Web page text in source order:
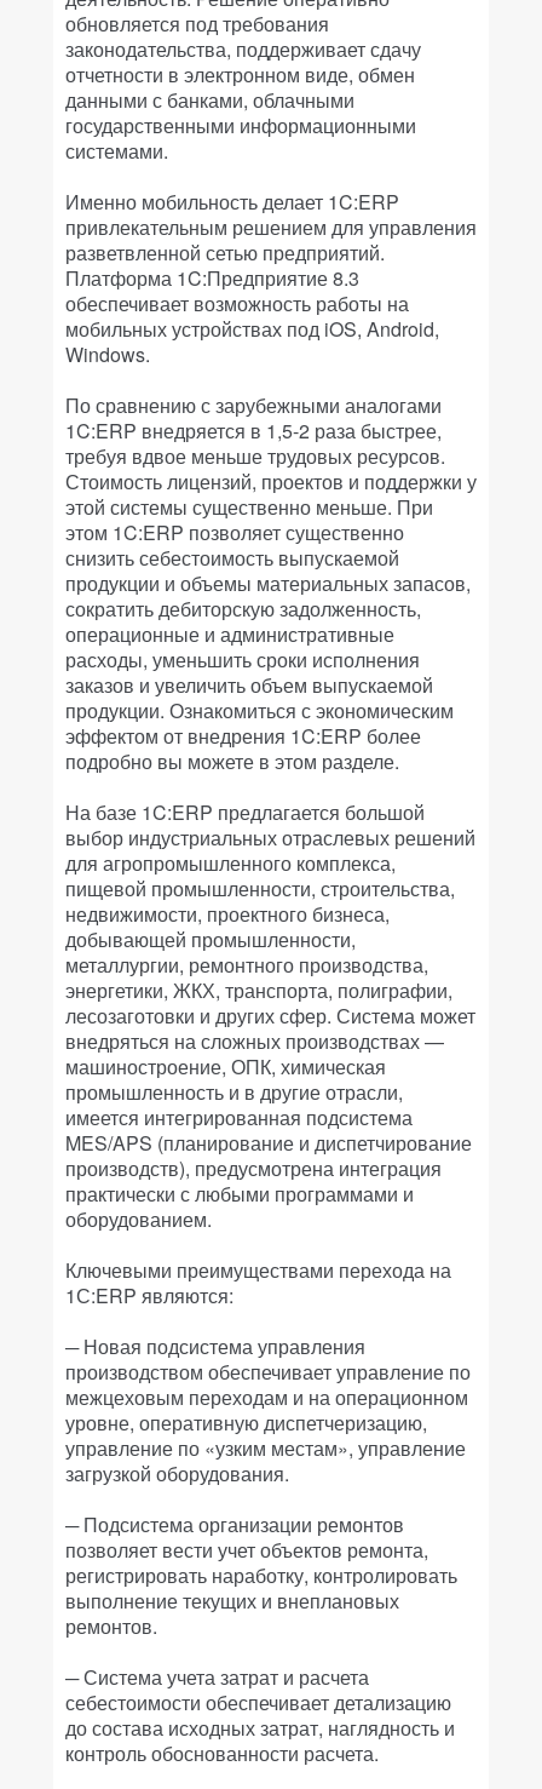
обновляется под требования
законодательства, поддерживает сдачу
отчетности в электронном виде, обмен
данными с банками, облачными
государственными информационными
системами.
Именно мобильность делает 1C:ERP
привлекательным решением для управления
разветвленной сетью предприятий.
Платформа 1C:Предприятие 8.3
обеспечивает возможность работы на
мобильных устройствах под iOS, Android,
Windows.
По сравнению с зарубежными аналогами
1C:ERP внедряется в 1,5-2 раза быстрее,
требуя вдвое меньше трудовых ресурсов.
Стоимость лицензий, проектов и поддержки у
этой системы существенно меньше. При
этом 1C:ERP позволяет существенно
снизить себестоимость выпускаемой
продукции и объемы материальных запасов,
сократить дебиторскую задолженность,
операционные и административные
расходы, уменьшить сроки исполнения
заказов и увеличить объем выпускаемой
продукции. Ознакомиться с экономическим
эффектом от внедрения 1C:ERP более
подробно вы можете в этом разделе.
На базе 1C:ERP предлагается большой
выбор индустриальных отраслевых решений
для агропромышленного комплекса,
пищевой промышленности, строительства,
недвижимости, проектного бизнеса,
добывающей промышленности,
металлургии, ремонтного производства,
энергетики, ЖКХ, транспорта, полиграфии,
лесозаготовки и других сфер. Система может
внедряться на сложных производствах —
машиностроение, ОПК, химическая
промышленность и в другие отрасли,
имеется интегрированная подсистема
MES/APS (планирование и диспетчирование
производств), предусмотрена интеграция
практически с любыми программами и
оборудованием.
Ключевыми преимуществами перехода на
1С:ERP являются:
─ Новая подсистема управления
производством обеспечивает управление по
межцеховым переходам и на операционном
уровне, оперативную диспетчеризацию,
управление по «узким местам», управление
загрузкой оборудования.
─ Подсистема организации ремонтов
позволяет вести учет объектов ремонта,
регистрировать наработку, контролировать
выполнение текущих и внеплановых
ремонтов.
─ Система учета затрат и расчета
себестоимости обеспечивает детализацию
до состава исходных затрат, наглядность и
контроль обоснованности расчета.